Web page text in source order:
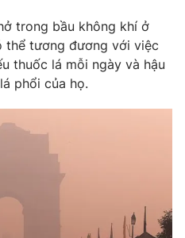
nếu không có sự chấp
VTV.vn khi phát hành lại
trong bầu không khí ở
thể tương đương với việc
thuốc lá mỗi ngày và hậu
phổi của họ.